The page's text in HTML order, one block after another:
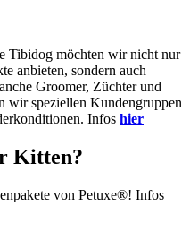
Tibidog möchten wir nicht nur
anbieten, sondern auch
Groomer, Züchter und
wir speziellen Kundengruppen
Infos hier
Kitten?
von Petuxe®! Infos